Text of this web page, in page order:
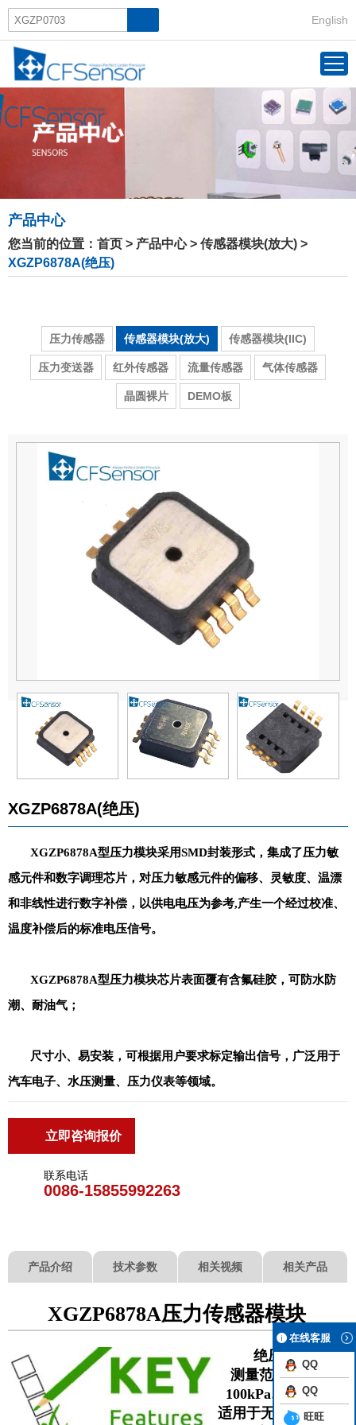
English
产品中心
您当前的位置： 首页 > 产品中心> 传感器模块(放大) >
XGZP6878A(绝压)
压力传感器 传感器模块(放大) 传感器模块(IIC)
压力变送器 红外传感器 流量传感器 气体传感器
晶圆裸片 DEMO板
XGZP6878A(绝压)
XGZP6878A型压力模块采用SMD封装形式，集成了压力敏
感元件和数字调理芯片，对压力敏感元件的偏移、灵敏度、温漂
和非线性进行数字补偿，以供电电压为参考,产生一个经过校准、
温度补偿后的标准电压信号。
XGZP6878A型压力模块芯片表面覆有含氟硅胶，可防水防
潮、耐油气；
尺寸小、易安装，可根据用户要求标定输出信号，广泛用于
汽车电子、水压测量、压力仪表等领域。
立即咨询报价
联系电话
0086-15855992263
产品介绍 技术参数 相关视频 相关产品
XGZP6878A压力传感器模块
绝压类型
测量范围0kPa～
100kPa…2500kPa
适用于无腐蚀性的气
在线客服
QQ
QQ
旺旺